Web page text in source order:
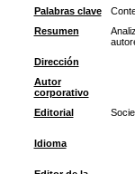
Palabras clave
Resumen
Dirección
Autor
corporativo
Editorial
Idioma